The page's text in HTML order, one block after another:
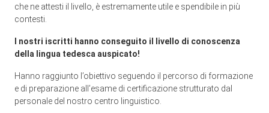
che ne attesti il livello, è estremamente utile e spendibile in più
contesti.
I nostri iscritti hanno conseguito il livello di conoscenza
della lingua tedesca auspicato!
Hanno raggiunto l’obiettivo seguendo il percorso di formazione
e di preparazione all’esame di certificazione strutturato dal
personale del nostro centro linguistico.